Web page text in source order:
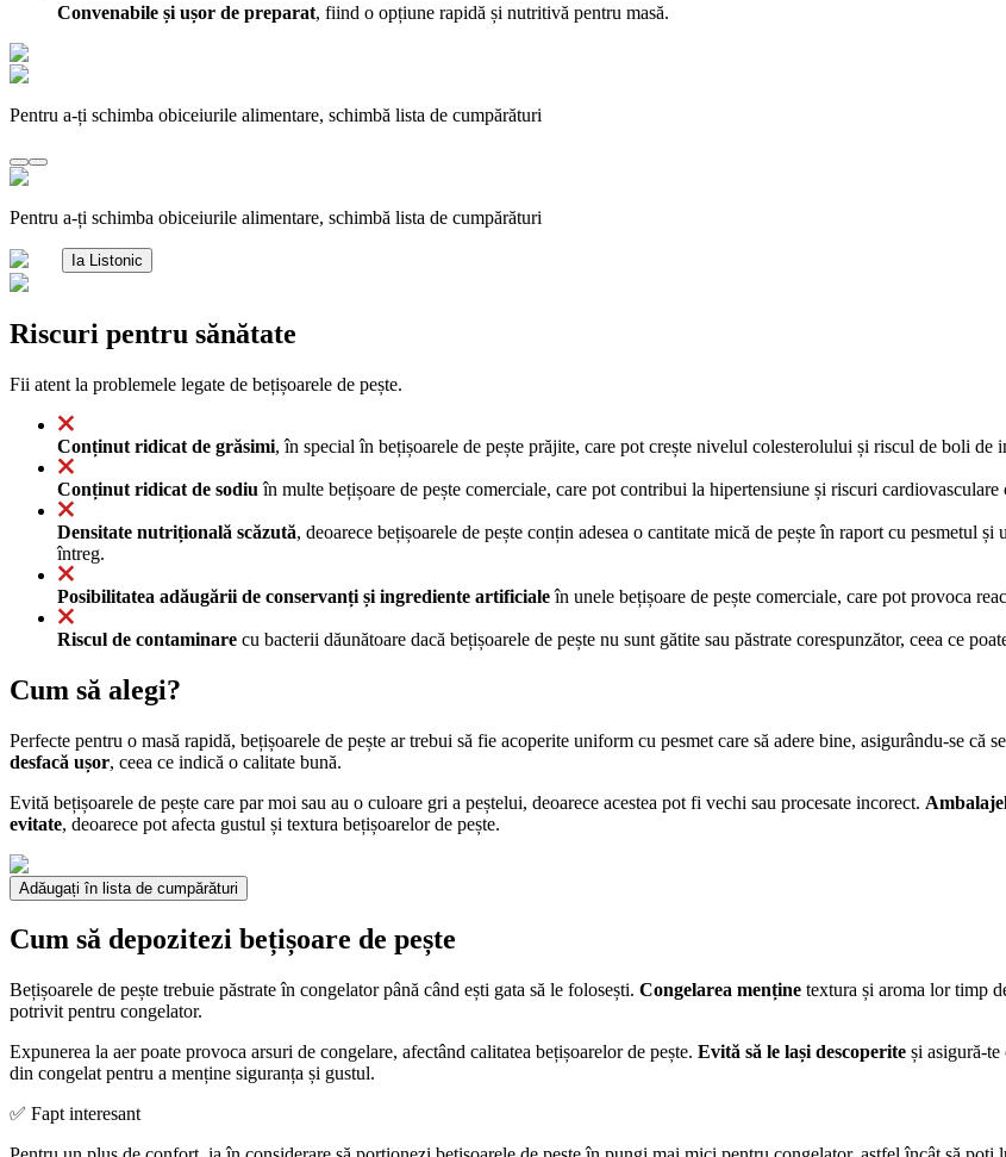
Convenabile și ușor de preparat, fiind o opțiune rapidă și nutritivă pentru masă.
Pentru a-ți schimba obiceiurile alimentare, schimbă lista de cumpărături
Pentru a-ți schimba obiceiurile alimentare, schimbă lista de cumpărături
Ia Listonic
Riscuri pentru sănătate
Fii atent la problemele legate de bețișoarele de pește.
Conținut ridicat de grăsimi, în special în bețișoarele de pește prăjite, care pot crește nivelul colesterolului și riscul de boli de
Conținut ridicat de sodiu în multe bețișoare de pește comerciale, care pot contribui la hipertensiune și riscuri cardiovasculare
Densitate nutrițională scăzută, deoarece bețișoarele de pește conțin adesea o cantitate mică de pește în raport cu pesmetul
întreg.
Posibilitatea adăugării de conservanți și ingrediente artificialeîn unele bețișoare de pește comerciale, care pot provoca
Riscul de contaminare cu bacterii dăunătoare dacă bețișoarele de pește nu sunt gătite sau păstrate corespunzător, ceea ce
Cum să alegi?
Perfecte pentru o masă rapidă, bețișoarele de pește ar trebui să fie acoperite uniform cu pesmet care să adere bine, asigurându-se că
desfacă ușor, ceea ce indică o calitate bună.
Evită bețișoarele de pește care par moi sau au o culoare gri a peștelui, deoarece acestea pot fi vechi sau procesate incorect.
evitate, deoarece pot afecta gustul și textura bețișoarelor de pește.
Adăugați în lista de cumpărături
Cum să depozitezi bețișoare de pește
Bețișoarele de pește trebuie păstrate în congelator până când ești gata să le folosești. Congelarea menține textura și aroma lor timp
potrivit pentru congelator.
Expunerea la aer poate provoca arsuri de congelare, afectând calitatea bețișoarelor de pește. Evită să le lași descoperite și asigură-
din congelat pentru a menține siguranța și gustul.
✅ Fapt interesant